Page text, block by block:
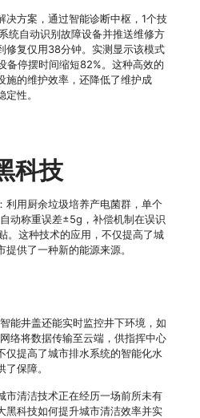
决方案，通过智能诊断中枢，1个技
统自动识别故障设备并推送维修方
修复仅用38分钟。实测显示该模式
备停摆时间缩短82%。这种高效的
施的维护效率，还降低了维护成
性。
科技
利用厨余垃圾培养产电菌群，单个
动称重误差±5g，补偿机制在误识
。这种技术的应用，不仅提高了城
供了一种新的能源来源。
能井盖还能实时监控井下环境，如
络将数据传输至云端，供指挥中心
仅提高了城市排水系统的智能化水
保障。
市清洁技术正在经历一场前所未有
黑科技如何提升城市清洁效率并实